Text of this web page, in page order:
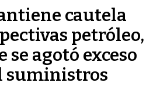
cautela
petróleo,
se agotó exceso
suministros